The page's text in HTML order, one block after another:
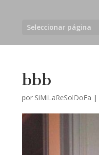
Seleccionar página
bbb
por SiMiLaReSolDoFa |